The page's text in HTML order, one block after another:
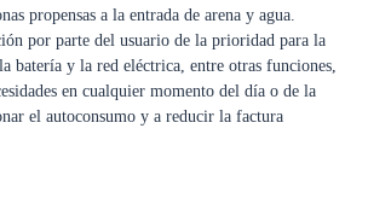
propensas a la entrada de arena y agua.
por parte del usuario de la prioridad para la
batería y la red eléctrica, entre otras funciones,
en cualquier momento del día o de la
el autoconsumo y a reducir la factura